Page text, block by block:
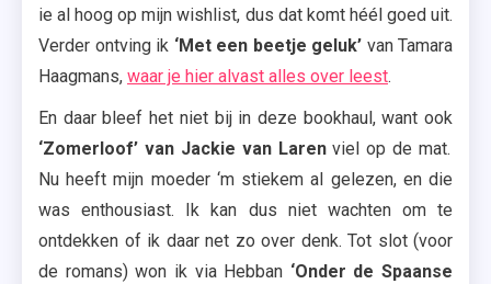
ie al hoog op mijn wishlist, dus dat komt héél goed uit.
Verder ontving ik ‘Met een beetje geluk’ van Tamara
Haagmans, waar je hier alvast alles over leest.
En daar bleef het niet bij in deze bookhaul, want ook
‘Zomerloof’ van Jackie van Larenviel op de mat.
Nu heeft mijn moeder ‘m stiekem al gelezen, en die
was enthousiast. Ik kan dus niet wachten om te
ontdekken of ik daar net zo over denk. Tot slot (voor
de romans) won ik via Hebban ‘Onder de Spaanse